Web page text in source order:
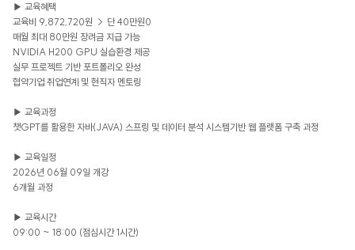
▶ 교육혜택
교육비 9,872,720원 → 단 40만원0
매월 최대 80만원 장려금 지급 가능
NVIDIA H200 GPU 실습환경 제공
실무 프로젝트 기반 포트폴리오 완성
협약기업 취업연계 및 현직자 멘토링
▶ 교육과정
챗GPT를 활용한 자바(JAVA) 스프링 및 데이터 분석 시스템기반 웹 플랫폼 구축 과정
▶ 교육일정
2026년 06월 09일 개강
6개월 과정
▶ 교육시간
09:00 ~ 18:00 (점심시간 1시간)